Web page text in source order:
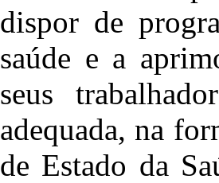
dispor de
saúde e a
seus
adequada, na
de Estado da